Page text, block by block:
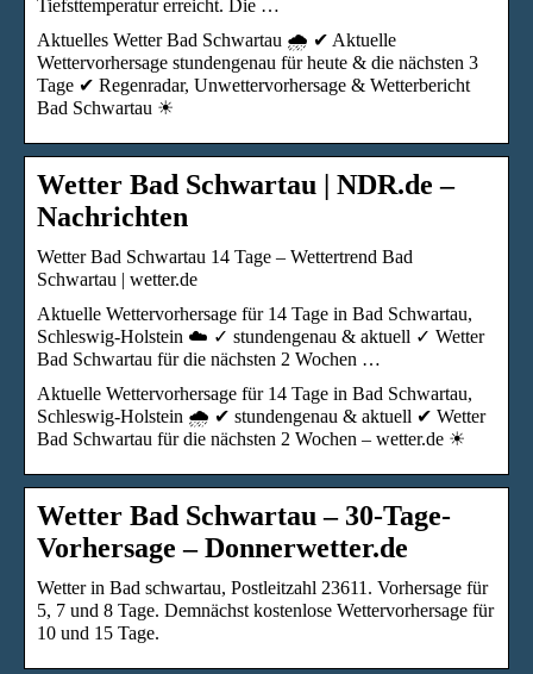
Tiefsttemperatur erreicht. Die …
Aktuelles Wetter Bad Schwartau 🌧️ ✔ Aktuelle
Wettervorhersage stundengenau für heute & die nächsten 3
Tage ✔ Regenradar, Unwettervorhersage & Wetterbericht
Bad Schwartau ☀
Wetter Bad Schwartau | NDR.de –
Nachrichten
Wetter Bad Schwartau 14 Tage – Wettertrend Bad
Schwartau | wetter.de
Aktuelle Wettervorhersage für 14 Tage in Bad Schwartau,
Schleswig-Holstein ☁️ ✓ stundengenau & aktuell ✓ Wetter
Bad Schwartau für die nächsten 2 Wochen …
Aktuelle Wettervorhersage für 14 Tage in Bad Schwartau,
Schleswig-Holstein 🌧️ ✔ stundengenau & aktuell ✔ Wetter
Bad Schwartau für die nächsten 2 Wochen – wetter.de ☀
Wetter Bad Schwartau – 30-Tage-
Vorhersage – Donnerwetter.de
Wetter in Bad schwartau, Postleitzahl 23611. Vorhersage für
5, 7 und 8 Tage. Demnächst kostenlose Wettervorhersage für
10 und 15 Tage.